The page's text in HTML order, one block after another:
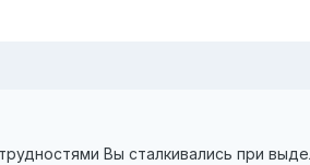
Вы сталкивались при